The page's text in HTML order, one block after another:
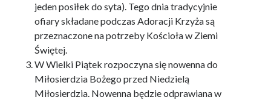
Pokuta
Namaszczenie chorych
Kapłaństwo
Małżeństwo
Przedszkole
jeden posiłek do syta). Tego dnia tradycyjnie
ofiary składane podczas Adoracji Krzyża są
przeznaczone na potrzeby Kościoła w Ziemi
Świętej.
W Wielki Piątek rozpoczyna się nowenna do
Miłosierdzia Bożego przed Niedzielą
Miłosierdzia. Nowenna będzie odprawiana w